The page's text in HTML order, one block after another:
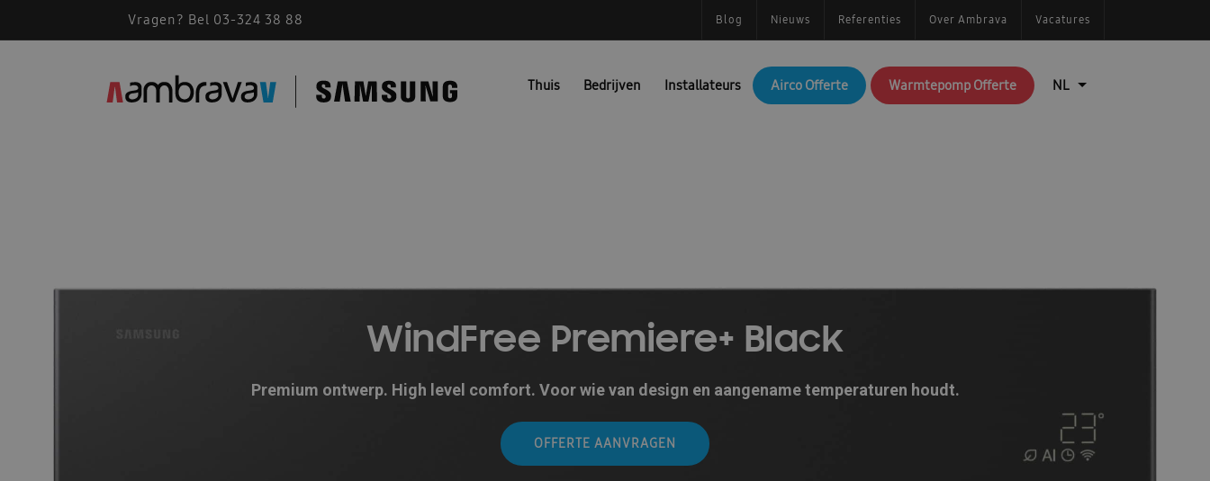
Vragen? Bel 03-324 38 88 Blog Nieuws Referenties Over Ambrava Vacatures
Thuis Bedrijven Installateurs Airco Offerte Warmtepomp Offerte
WindFree Premiere+ Black
Premium ontwerp. High level comfort. Voor wie van design en aangename temperaturen houdt.
OFFERTE AANVRAGEN